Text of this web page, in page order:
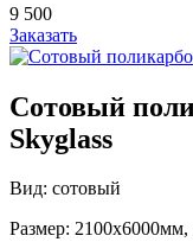
9 500
Заказать
Сотовый
Skyglass
Вид: сотовый
Размер: